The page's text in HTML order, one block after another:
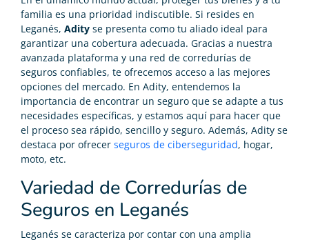
familia es una prioridad indiscutible. Si resides en
Leganés, Adity se presenta como tu aliado ideal para
garantizar una cobertura adecuada. Gracias a nuestra
avanzada plataforma y una red de corredurías de
seguros confiables, te ofrecemos acceso a las mejores
opciones del mercado. En Adity, entendemos la
importancia de encontrar un seguro que se adapte a tus
necesidades específicas, y estamos aquí para hacer que
el proceso sea rápido, sencillo y seguro. Además, Adity se
destaca por ofrecer seguros de ciberseguridad, hogar,
moto, etc.
Variedad de Corredurías de
Seguros en Leganés
Leganés se caracteriza por contar con una amplia